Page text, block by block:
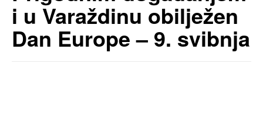
i u Varaždinu obilježen
Dan Europe – 9. svibnja